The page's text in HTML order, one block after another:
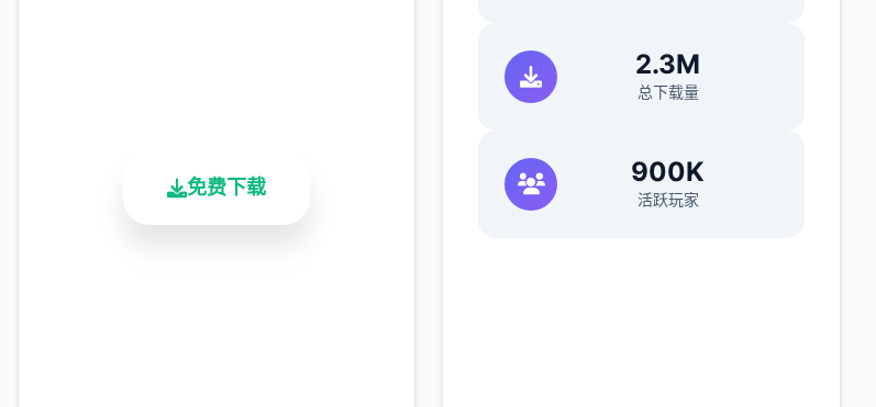
免费下载
2.3M
总下载量
900K
活跃玩家